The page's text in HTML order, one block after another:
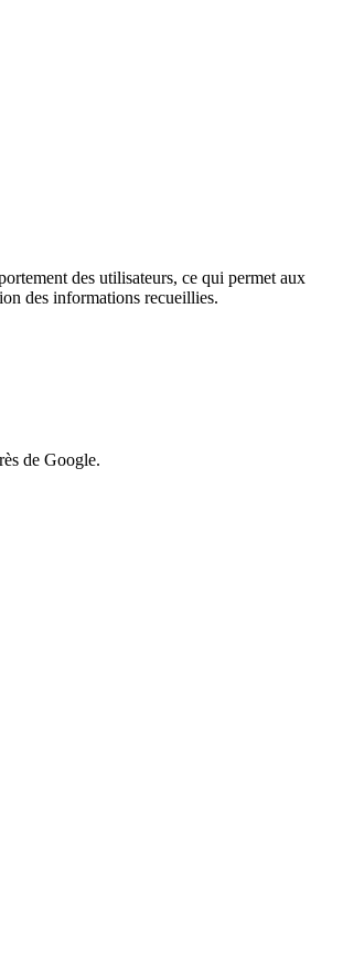
des utilisateurs, ce qui permet aux
des informations recueillies.
de Google.